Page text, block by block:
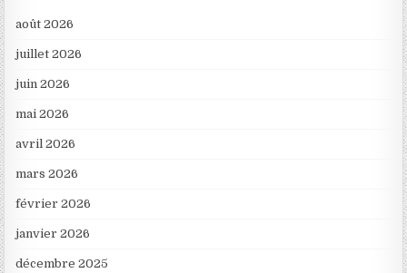
août 2026
juillet 2026
juin 2026
mai 2026
avril 2026
mars 2026
février 2026
janvier 2026
décembre 2025